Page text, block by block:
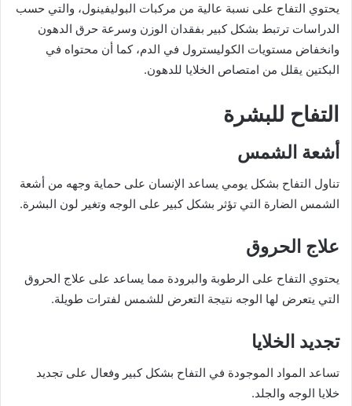
يحتوي التفاح على نسبة عالية من مركبات البوليفينول، والتي حسب
الدراسات ترتبط بشكل كبير بفقدان الوزن وسرعة حرق الدهون
وانخفاض مستويات الكوليسترول في الدم، كما أن محتواه في
البكتين يقلل من امتصاص الخلايا للدهون.
التفاح للبشرة
أشعة الشمس
تناول التفاح بشكل يومي يساعد الإنسان على حماية وجهه من أشعة
الشمس الضارة التي تؤثر بشكل كبير على الوجه وتغير لون البشرة.
علاج الحروق
يحتوي التفاح على الرطوبة والبرودة مما يساعد على علاج الحروق
التي يتعرض لها الوجه نتيجة التعرض للشمس لفترات طويلة.
تجديد الخلايا
تساعد المواد الموجودة في التفاح بشكل كبير وفعال على تجديد
خلايا الوجه والجلد.